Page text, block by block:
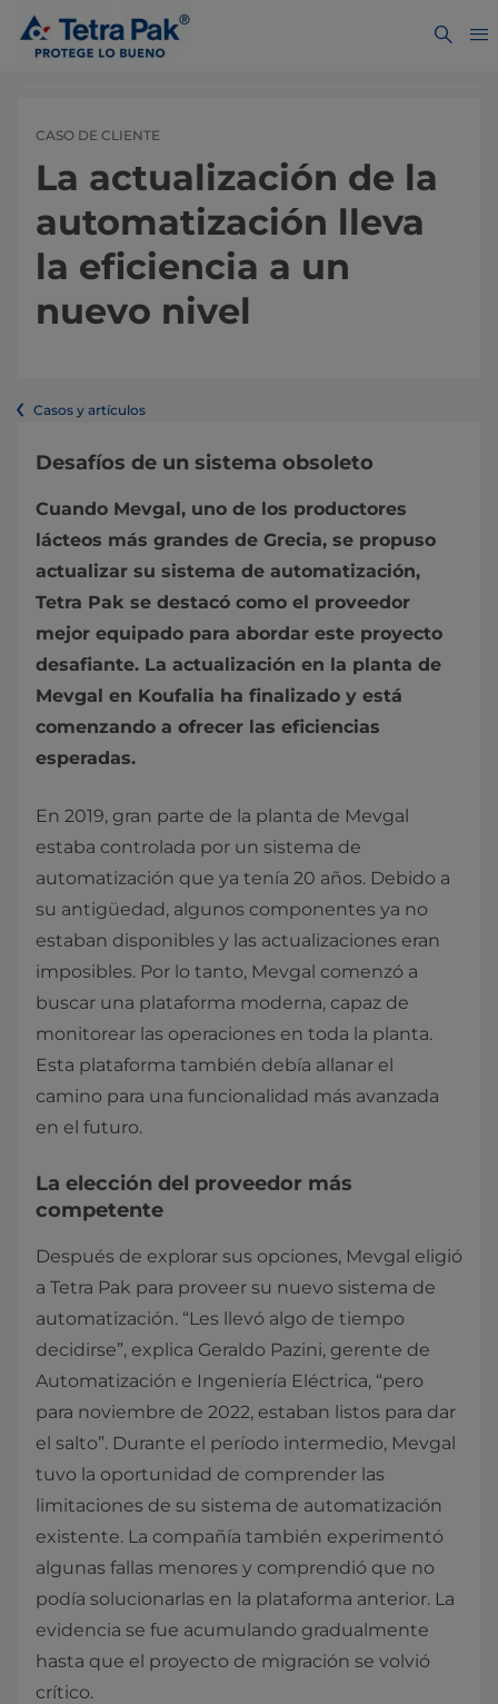
CASO DE CLIENTE
La actualización de la
automatización lleva
la eficiencia a un
nuevo nivel
Casos y artículos
Desafíos de un sistema obsoleto
Cuando Mevgal, uno de los productores
lácteos más grandes de Grecia, se propuso
actualizar su sistema de automatización,
Tetra Pak se destacó como el proveedor
mejor equipado para abordar este proyecto
desafiante. La actualización en la planta de
Mevgal en Koufalia ha finalizado y está
comenzando a ofrecer las eficiencias
esperadas.
En 2019, gran parte de la planta de Mevgal
estaba controlada por un sistema de
automatización que ya tenía 20 años. Debido a
su antigüedad, algunos componentes ya no
estaban disponibles y las actualizaciones eran
imposibles. Por lo tanto, Mevgal comenzó a
buscar una plataforma moderna, capaz de
monitorear las operaciones en toda la planta.
Esta plataforma también debía allanar el
camino para una funcionalidad más avanzada
en el futuro.
La elección del proveedor más
competente
Después de explorar sus opciones, Mevgal eligió
a Tetra Pak para proveer su nuevo sistema de
automatización. “Les llevó algo de tiempo
decidirse”, explica Geraldo Pazini, gerente de
Automatización e Ingeniería Eléctrica, “pero
para noviembre de 2022, estaban listos para dar
el salto”. Durante el período intermedio, Mevgal
tuvo la oportunidad de comprender las
limitaciones de su sistema de automatización
existente. La compañía también experimentó
algunas fallas menores y comprendió que no
podía solucionarlas en la plataforma anterior. La
evidencia se fue acumulando gradualmente
hasta que el proyecto de migración se volvió
crítico.